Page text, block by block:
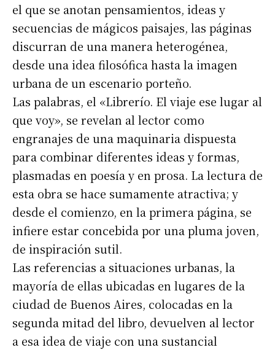
el que se anotan pensamientos, ideas y
secuencias de mágicos paisajes, las páginas
discurran de una manera heterogénea,
desde una idea filosófica hasta la imagen
urbana de un escenario porteño.
Las palabras, el «Librerío. El viaje ese lugar al
que voy», se revelan al lector como
engranajes de una maquinaria dispuesta
para combinar diferentes ideas y formas,
plasmadas en poesía y en prosa. La lectura de
esta obra se hace sumamente atractiva; y
desde el comienzo, en la primera página, se
infiere estar concebida por una pluma joven,
de inspiración sutil.
Las referencias a situaciones urbanas, la
mayoría de ellas ubicadas en lugares de la
ciudad de Buenos Aires, colocadas en la
segunda mitad del libro, devuelven al lector
a esa idea de viaje con una sustancial